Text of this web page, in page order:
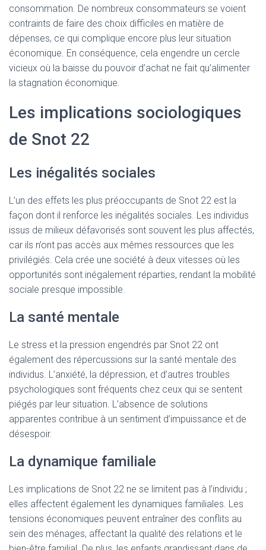
consommation. De nombreux consommateurs se voient
contraints de faire des choix difficiles en matière de
dépenses, ce qui complique encore plus leur situation
économique. En conséquence, cela engendre un cercle
vicieux où la baisse du pouvoir d’achat ne fait qu’alimenter
la stagnation économique.
Les implications sociologiques
de Snot 22
Les inégalités sociales
L’un des effets les plus préoccupants de Snot 22 est la
façon dont il renforce les inégalités sociales. Les individus
issus de milieux défavorisés sont souvent les plus affectés,
car ils n’ont pas accès aux mêmes ressources que les
privilégiés. Cela crée une société à deux vitesses où les
opportunités sont inégalement réparties, rendant la mobilité
sociale presque impossible.
La santé mentale
Le stress et la pression engendrés par Snot 22 ont
également des répercussions sur la santé mentale des
individus. L’anxiété, la dépression, et d’autres troubles
psychologiques sont fréquents chez ceux qui se sentent
piégés par leur situation. L’absence de solutions
apparentes contribue à un sentiment d’impuissance et de
désespoir.
La dynamique familiale
Les implications de Snot 22 ne se limitent pas à l’individu ;
elles affectent également les dynamiques familiales. Les
tensions économiques peuvent entraîner des conflits au
sein des ménages, affectant la qualité des relations et le